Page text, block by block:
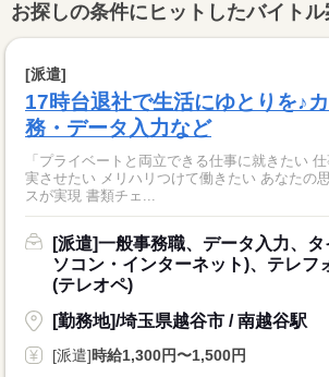
お探しの条件にヒットしたバイト
[派遣]
17時台退社で生活にゆとりを♪
務・データ入力など
「プライベートと両立できる仕事に就きたい
実させたい メリハリつけて働きたい あなたの
スが実現 書類チェ...
[派遣]一般事務職、データ入力、
ソコン・インターネット)、テレフ
(テレオペ)
[勤務地]/埼玉県越谷市 / 南越谷駅
[派遣]時給1,300円〜1,500円